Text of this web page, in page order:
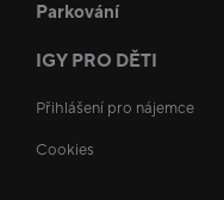
Parkování
IGY PRO DĚTI
Přihlášení pro nájemce
Cookies